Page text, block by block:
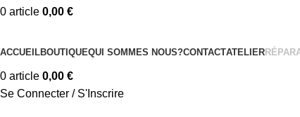
0 article 0,00 €
ACCUEILBOUTIQUEQUI SOMMES NOUS?CONTACTATELIER
0 article 0,00 €
Se Connecter / S'Inscrire